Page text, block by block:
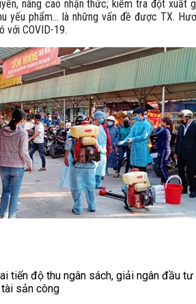
nâng cao nhận thức; kiểm tra đột xuất
yếu phẩm… là những vấn đề được TX.
với COVID-19.
tiến độ thu ngân sách, giải ngân đầu
sản công